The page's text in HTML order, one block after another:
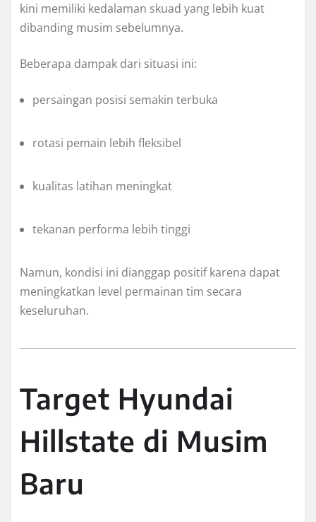
kini memiliki kedalaman skuad yang lebih kuat
dibanding musim sebelumnya.
Beberapa dampak dari situasi ini:
persaingan posisi semakin terbuka
rotasi pemain lebih fleksibel
kualitas latihan meningkat
tekanan performa lebih tinggi
Namun, kondisi ini dianggap positif karena dapat
meningkatkan level permainan tim secara
keseluruhan.
Target Hyundai
Hillstate di Musim
Baru